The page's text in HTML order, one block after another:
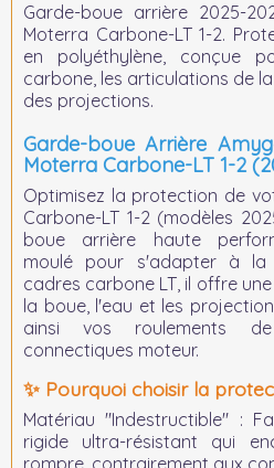
Garde-boue arrière 2025-
Moterra Carbone-LT 1-2.
en polyéthylène, conçue
carbone, les articulations de
des projections.
Garde-boue Arrière
Moterra Carbone-LT 1-2
Optimisez la protection de
Carbone-LT 1-2 (modèles
boue arrière haute
moulé pour s'adapter à la
cadres carbone LT, il offre
la boue, l'eau et les
ainsi vos roulements
connectiques moteur.
✨ Pourquoi choisir la
Matériau "Indestructible" :
rigide ultra-résistant qui
rompre, contrairement aux